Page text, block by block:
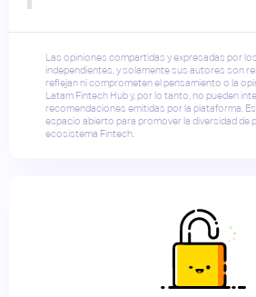
Las opiniones compartidas y expresadas por
independientes, y solamente sus autores son
reflejan ni comprometen el pensamiento o la
Latam Fintech Hub y, por lo tanto, no pueden
recomendaciones emitidas por la plataforma.
espacio abierto para promover la diversidad de
ecosistema Fintech.